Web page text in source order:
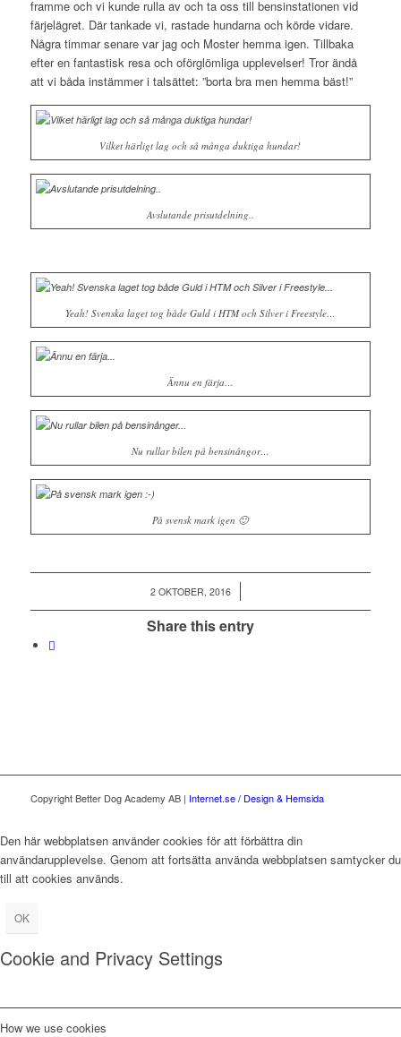
framme och vi kunde rulla av och ta oss till bensinstationen vid
färjelägret. Där tankade vi, rastade hundarna och körde vidare.
Några timmar senare var jag och Moster hemma igen. Tillbaka
efter en fantastisk resa och oförglömliga upplevelser! Tror ändå
att vi båda instämmer i talsättet: ”borta bra men hemma bäst!”
Vilket härligt lag och så många duktiga hundar!
Avslutande prisutdelning..
Yeah! Svenska laget tog både Guld i HTM och Silver i Freestyle…
Ännu en färja…
Nu rullar bilen på bensinångor…
På svensk mark igen 🙂
2 OKTOBER, 2016
/
Share this entry
Copyright Better Dog Academy AB | Internet.se / Design & Hemsida
Den här webbplatsen använder cookies för att förbättra din
användarupplevelse. Genom att fortsätta använda webbplatsen samtycker du
till att cookies används.
OK
Cookie and Privacy Settings
How we use cookies